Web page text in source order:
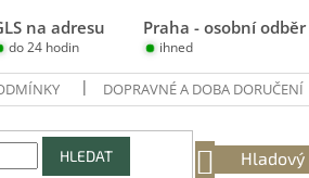
na adresu Praha - osobní odběr
do 24 hodin ihned
DOPRAVNÉ A DOBA DORUČENÍ
HLEDAT
NÁKUPNÍ
Hladový